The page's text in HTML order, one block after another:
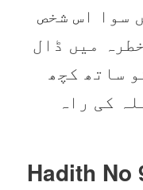
سوا اس شخص
میں ڈال
ساتھ کچھ
کی راہ
Hadith No